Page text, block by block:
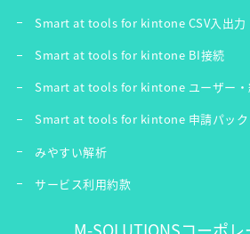
Smart at tools for kintone CSV入出力
Smart at tools for kintone BI接続
Smart at tools for kintone ユーザー・
Smart at tools for kintone 申請パック
みやすい解析
サービス利用約款